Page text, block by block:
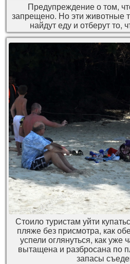
Предупреждение о том,
запрещено. Но эти животные
найдут еду и отберут то,
Стоило туристам уйти
пляже без присмотра, как
успели оглянуться, как уже
вытащена и разбросана по
запасы